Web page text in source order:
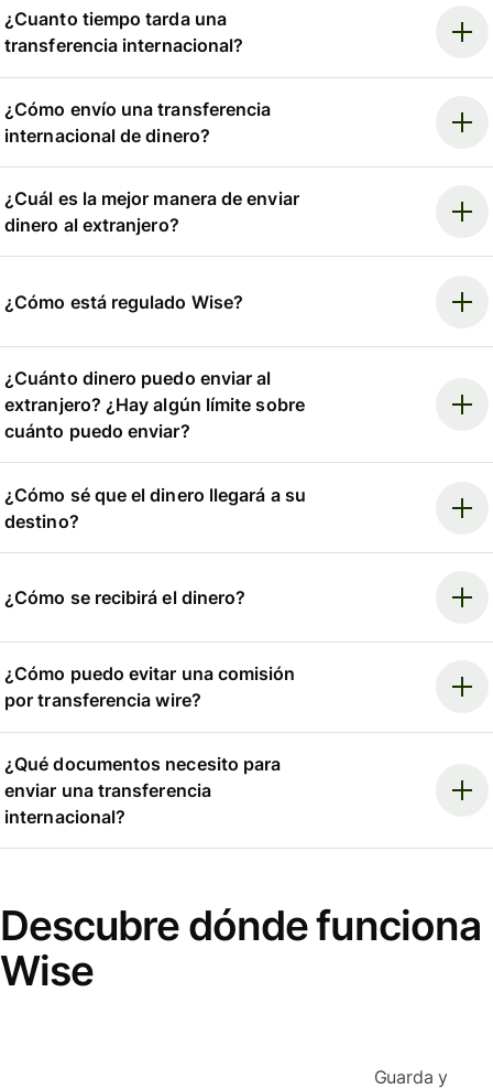
¿Cuanto tiempo tarda una
transferencia internacional?
¿Cómo envío una transferencia
internacional de dinero?
¿Cuál es la mejor manera de enviar
dinero al extranjero?
¿Cómo está regulado Wise?
¿Cuánto dinero puedo enviar al
extranjero? ¿Hay algún límite sobre
cuánto puedo enviar?
¿Cómo sé que el dinero llegará a su
destino?
¿Cómo se recibirá el dinero?
¿Cómo puedo evitar una comisión
por transferencia wire?
¿Qué documentos necesito para
enviar una transferencia
internacional?
Descubre dónde funciona
Wise
Guarda y